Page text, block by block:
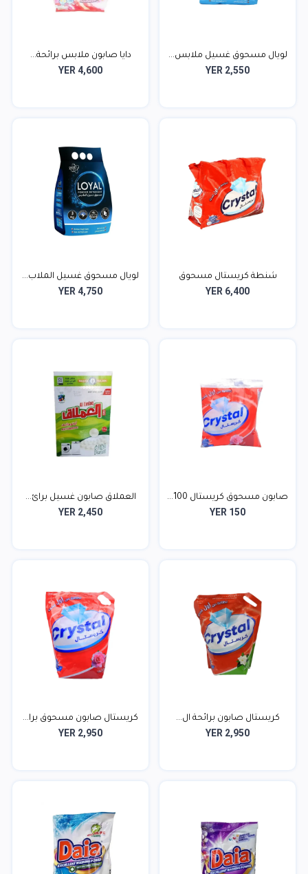
لويال مسحوق غسيل ملابس...
YER 2,550
دايا صابون ملابس برائحة...
YER 4,600
شنطة كريستال مسحوق
غسيل...
YER 6,400
لويال مسحوق غسيل الملاب...
YER 4,750
صابون مسحوق كريستال 100...
YER 150
العملاق صابون غسيل برائ...
YER 2,450
كريستال صابون برائحة ال...
YER 2,950
كريستال صابون مسحوق برا...
YER 2,950